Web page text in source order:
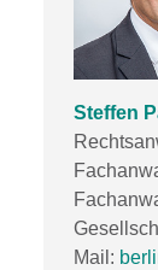
Steffen
Mail: